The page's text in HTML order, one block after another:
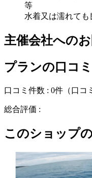
等
水着又は濡れても
主催会社への
プランの口コミ
口コミ件数 : 0件 （口コ
総合評価 :
このショップ